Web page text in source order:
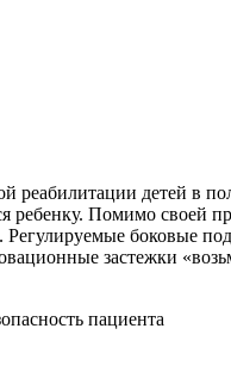
детей в
ребенку. Помимо
боковые
застежки
пациента